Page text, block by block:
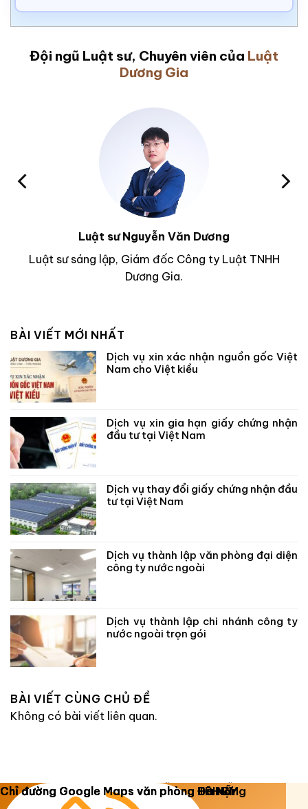
Đội ngũ Luật sư, Chuyên viên của Luật
Dương Gia
Luật sư Nguyễn Văn Dương
Luật sư sáng lập, Giám đốc Công ty Luật TNHH
Dương Gia.
BÀI VIẾT MỚI NHẤT
Dịch vụ xin xác nhận nguồn gốc Việt
Nam cho Việt kiều
Dịch vụ xin gia hạn giấy chứng nhận
đầu tư tại Việt Nam
Dịch vụ thay đổi giấy chứng nhận đầu
tư tại Việt Nam
Dịch vụ thành lập văn phòng đại diện
công ty nước ngoài
Dịch vụ thành lập chi nhánh công ty
nước ngoài trọn gói
BÀI VIẾT CÙNG CHỦ ĐỀ
Không có bài viết liên quan.
Copyright 2026 © Luật Dương Gia